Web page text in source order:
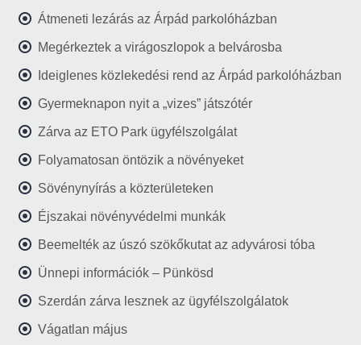
Átmeneti lezárás az Árpád parkolóházban
Megérkeztek a virágoszlopok a belvárosba
Ideiglenes közlekedési rend az Árpád parkolóházban
Gyermeknapon nyit a „vizes” játszótér
Zárva az ETO Park ügyfélszolgálat
Folyamatosan öntözik a növényeket
Sövénynyírás a közterületeken
Éjszakai növényvédelmi munkák
Beemelték az úszó szökőkutat az adyvárosi tóba
Ünnepi információk – Pünkösd
Szerdán zárva lesznek az ügyfélszolgálatok
Vágatlan május